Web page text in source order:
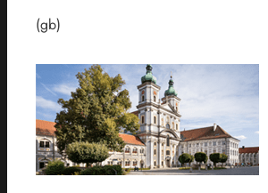
(gb)